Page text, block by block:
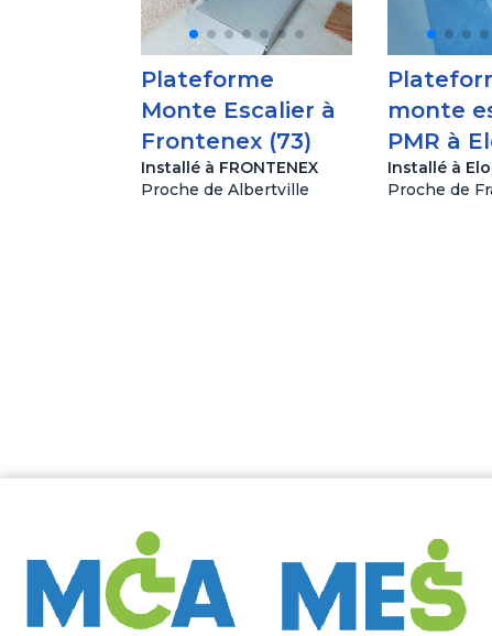
Plateforme
Monte Escalier à
Frontenex (73)
Installé à FRONTENEX
Proche de Albertville
monte
PMR à
Installé à
Proche de